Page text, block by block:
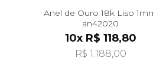
Anel de Ouro 18k Liso
an42020
10x R$ 118,80
R$ 1.188,00